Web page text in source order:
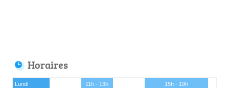
Horaires
Lundi 11h - 13h
15h - 19h